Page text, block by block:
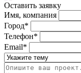
Оставить заявку
Имя, компания
Город*
Телефон*
Email*